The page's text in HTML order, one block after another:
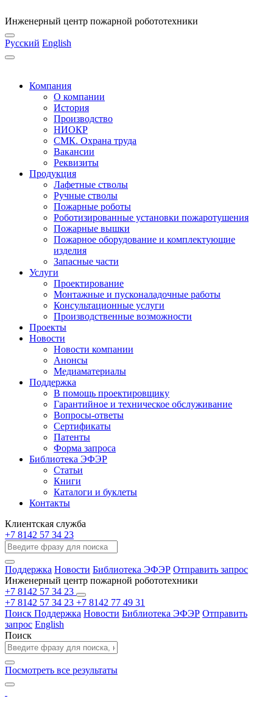
Инженерный центр пожарной робототехники
Русский English
Компания
О компании
История
Производство
НИОКР
СМК. Охрана труда
Вакансии
Реквизиты
Продукция
Лафетные стволы
Ручные стволы
Пожарные роботы
Роботизированные установки пожаротушения
Пожарные вышки
Пожарное оборудование и комплектующие
изделия
Запасные части
Услуги
Проектирование
Монтажные и пусконаладочные работы
Консультационные услуги
Производственные возможности
Проекты
Новости
Новости компании
Анонсы
Медиаматериалы
Поддержка
В помощь проектировщику
Гарантийное и техническое обслуживание
Вопросы-ответы
Сертификаты
Патенты
Форма запроса
Библиотека ЭФЭР
Статьи
Книги
Каталоги и буклеты
Контакты
Клиентская служба
+7 8142 57 34 23
Поддержка Новости Библиотека ЭФЭР Отправить запрос
Инженерный центр пожарной робототехники
+7 8142 57 34 23
+7 8142 57 34 23 +7 8142 77 49 31
Поиск Поддержка Новости Библиотека ЭФЭР Отправить
запрос English
Поиск
Посмотреть все результаты